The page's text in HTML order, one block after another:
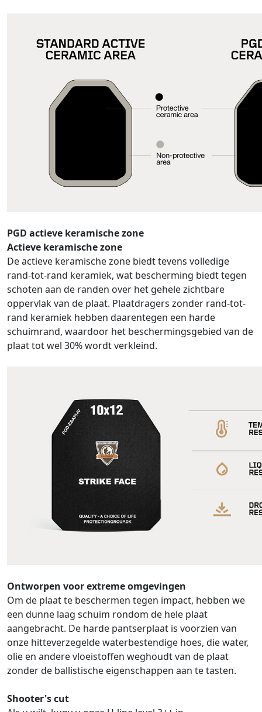
PGD actieve keramische zone
Actieve keramische zone
De actieve keramische zone biedt tevens volledige
rand-tot-rand keramiek, wat bescherming biedt tegen
schoten aan de randen over het gehele zichtbare
oppervlak van de plaat. Plaatdragers zonder rand-tot-
rand keramiek hebben daarentegen een harde
schuimrand, waardoor het beschermingsgebied van de
plaat tot wel 30% wordt verkleind.
Ontworpen voor extreme omgevingen
Om de plaat te beschermen tegen impact, hebben we
een dunne laag schuim rondom de hele plaat
aangebracht. De harde pantserplaat is voorzien van
onze hitteverzegelde waterbestendige hoes, die water,
olie en andere vloeistoffen weghoudt van de plaat
zonder de ballistische eigenschappen aan te tasten.
Shooter's cut